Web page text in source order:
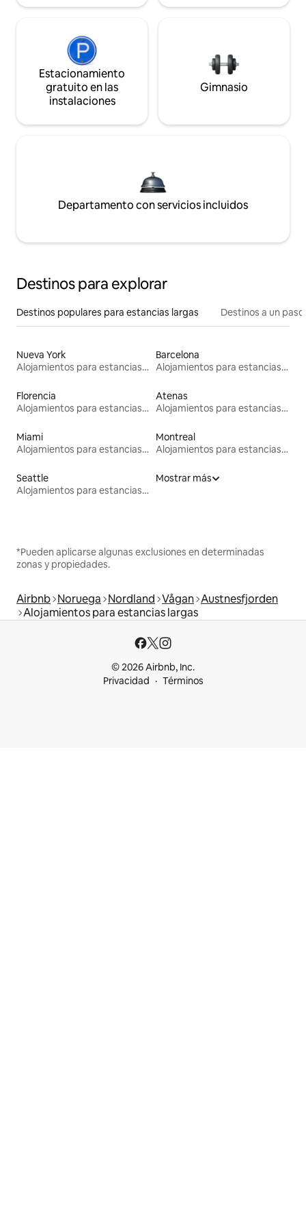
Estacionamiento
gratuito en las
instalaciones
Gimnasio
Departamento con servicios incluidos
Destinos para explorar
Destinos populares para estancias largas Destinos a un
Nueva York
Alojamientos para estancias largas
Barcelona
Alojamientos para estancias largas
Florencia
Alojamientos para estancias largas
Atenas
Alojamientos para estancias largas
Miami
Alojamientos para estancias largas
Montreal
Alojamientos para estancias largas
Seattle
Alojamientos para estancias largas
Mostrar más
*Pueden aplicarse algunas exclusiones en determinadas
zonas y propiedades.
Airbnb Noruega Nordland Vågan Austnesfjorden
Alojamientos para estancias largas
© 2026 Airbnb, Inc.
Privacidad
Términos